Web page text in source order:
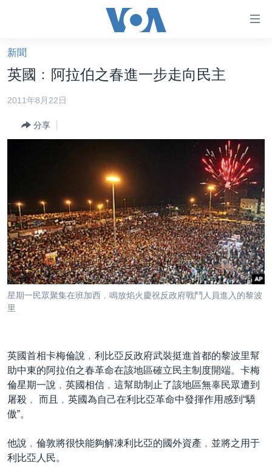
礙
鏈
接
跳
到
導
航
跳
轉
到
檢
索
美國大選2024
台灣
揭謊頻道
美國
中國
國際
經貿
VOA 60秒 (國際)
美國專訊
視頻存檔
時事經緯
新聞音頻
海外港人
美國透視
國語
關注我們
新聞
英國﹕阿拉伯之春進一步走向民主
2011年8月22日
分享
星期一民眾聚集在班加西﹐鳴放焰火慶祝反政府戰鬥人員進入的黎波
里
英國首相卡梅倫說﹐利比亞反政府武裝挺進首都的黎波里幫
助中東的阿拉伯之春革命在該地區確立民主制度開端。卡梅
倫星期一說﹐英國相信﹐這幫助制止了該地區無辜民眾遭到
屠殺﹐ 而且﹐英國為自己在利比亞革命中發揮作用感到“驕
傲”。
他說﹐倫敦將很快能夠解凍利比亞的國外資產﹐並將之用于
利比亞人民。